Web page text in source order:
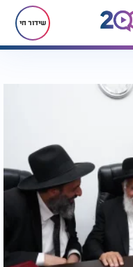
שידור חי